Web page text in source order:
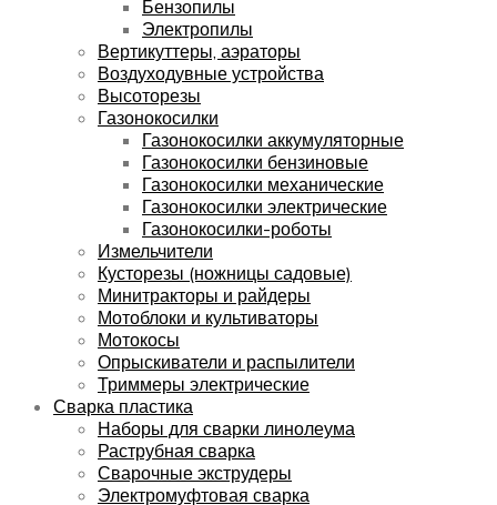
Бензопилы
Электропилы
Вертикуттеры, аэраторы
Воздуходувные устройства
Высоторезы
Газонокосилки
Газонокосилки аккумуляторные
Газонокосилки бензиновые
Газонокосилки механические
Газонокосилки электрические
Газонокосилки-роботы
Измельчители
Кусторезы (ножницы садовые)
Минитракторы и райдеры
Мотоблоки и культиваторы
Мотокосы
Опрыскиватели и распылители
Триммеры электрические
Сварка пластика
Наборы для сварки линолеума
Раструбная сварка
Сварочные экструдеры
Электромуфтовая сварка